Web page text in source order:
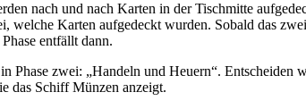
nach und nach Karten in der Tischmitte
Karten aufgedeckt wurden. Sobald das
entfällt dann.
zwei: „Handeln und Heuern“.
das Schiff Münzen anzeigt.